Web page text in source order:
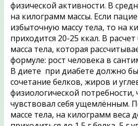
физической активности. В
на килограмм массы. Если
избыточную массу тела, то на
приходится 20-25 ккал. В
масса тела, которая
формуле: рост человека в
В диете при диабете должно
сочетание белков, жиров и
физиологической потребности,
чувствовал себя ущемлённым.
массе тела, на килограмм веса